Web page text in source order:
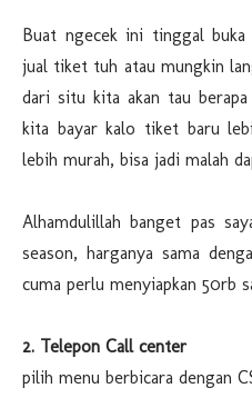
Buat ngecek ini tinggal buka
jual tiket tuh atau mungkin
dari situ kita akan tau
kita bayar kalo tiket baru
lebih murah, bisa jadi malah
Alhamdulillah banget pas
season, harganya sama
cuma perlu menyiapkan 50rb
2. Telepon Call center
pilih menu berbicara dengan